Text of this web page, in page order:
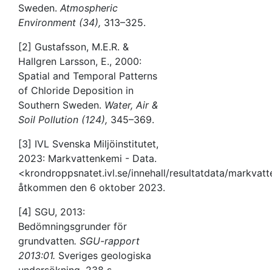
Sweden. Atmospheric
Environment (34), 313–325.
[2] Gustafsson, M.E.R. &
Hallgren Larsson, E., 2000:
Spatial and Temporal Patterns
of Chloride Deposition in
Southern Sweden. Water, Air &
Soil Pollution (124), 345–369.
[3] IVL Svenska Miljöinstitutet,
2023: Markvattenkemi - Data.
<krondroppsnatet.ivl.se/innehall/resultatdata/
åtkommen den 6 oktober 2023.
[4] SGU, 2013:
Bedömningsgrunder för
grundvatten. SGU-rapport
2013:01. Sveriges geologiska